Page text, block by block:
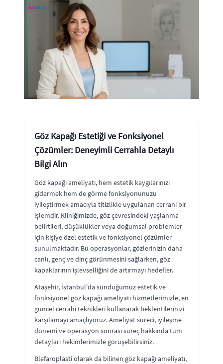
Göz Kapağı Estetiği ve Fonksiyonel
Çözümler: Deneyimli Cerrahla Detaylı
Bilgi Alın
Göz kapağı ameliyatı, hem estetik kaygılarınızı
gidermek hem de görme fonksiyonunuzu
iyileştirmek amacıyla titizlikle uygulanan cerrahi bir
işlemdir. Kliniğimizde, göz çevresindeki yaşlanma
belirtileri, düşüklükler veya doğumsal problemler
için kişiye özel estetik ve fonksiyonel çözümler
sunulmaktadır. Bu operasyonlar, gözlerinizin daha
canlı, genç ve dinç görünmesini sağlarken, göz
kapaklarının işlevselliğini de artırmayı hedefler.
Ataşehir, İstanbul'da sunduğumuz estetik ve
fonksiyonel göz kapağı ameliyatı hizmetlerimizle, en
güncel cerrahi teknikleri kullanarak beklentilerinizi
karşılamayı amaçlıyoruz. Ameliyat süreci, iyileşme
dönemi ve operasyon sonrası süreç hakkında tüm
detayları hekimlerimizle görüşebilirsiniz.
Blefaroplasti olarak da bilinen göz kapağı ameliyatı,